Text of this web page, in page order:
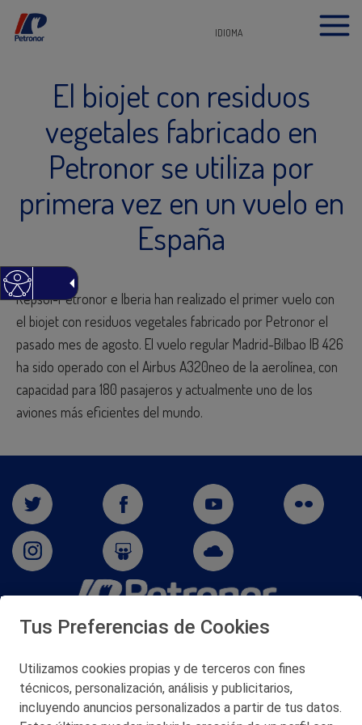
IDIOMA
El biojet con residuos
vegetales fabricado en
Petronor se utiliza por
primera vez en un vuelo en
España
Repsol-Petronor e Iberia han realizado el primer vuelo con
el biojet con residuos vegetales fabricado por Petronor el
pasado mes de agosto. El vuelo regular Madrid-Bilbao IB 426
ha sido operado con el Airbus A320neo de la aerolínea, con
capacidad para 180 pasajeros y actualmente uno de los
aviones más eficientes del mundo.
San Martín 5-Edificio Muñatones,
© 2026 Petronor S.A.
Tus Preferencias de Cookies
Utilizamos cookies propias y de terceros con fines
técnicos, personalización, análisis y publicitarios,
incluyendo anuncios personalizados a partir de tus datos.